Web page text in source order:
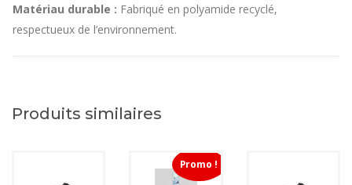
Matériau durable : Fabriqué en polyamide recyclé,
respectueux de l’environnement.
Produits similaires
Promo !